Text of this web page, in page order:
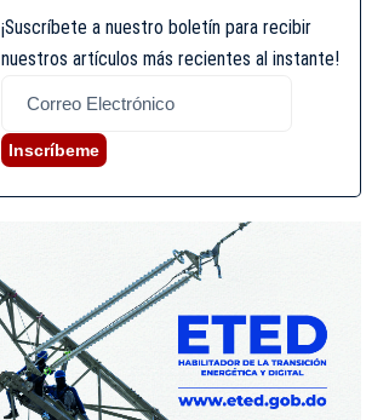
¡Suscríbete a nuestro boletín para recibir
nuestros artículos más recientes al instante!
Inscríbeme